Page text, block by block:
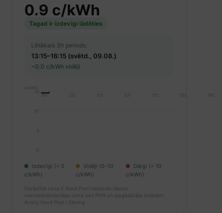
0.9 c/kWh
Tagad ir izdevīgi lādēties
Lētākais 3h periods:
13:15–16:15 (svētd., 09.08.)
~0.0 c/kWh vidēji
c/kWh
0
5
10
15
19:00 23:00 03:00 07:00 11:00 15:00 19:00
Izdevīgi (< 5
c/kWh)
Vidēji (5–10
c/kWh)
Dārgi (> 10
c/kWh)
Norādītā cena ir Nord Pool nākamās dienas
vairumtirdzniecības cena bez PVN un piegādātāja maksām.
Avots: Nord Pool / Elering